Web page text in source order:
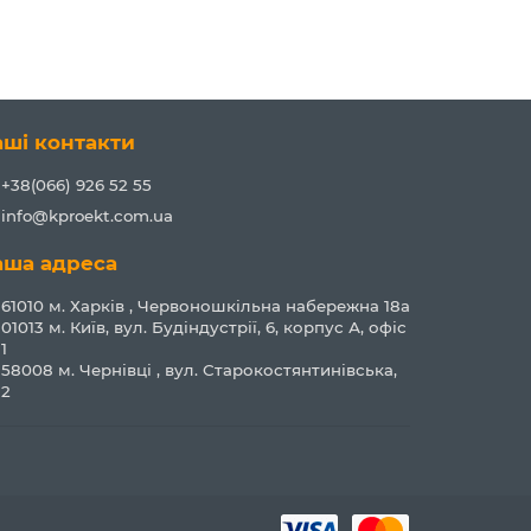
контакти
+38(066) 926 52 55
info@kproekt.com.ua
адреса
61010 м. Харків , Червоношкільна набережна 18а
01013 м. Київ, вул. Будіндустрії, 6, корпус А, офіс
1
58008 м. Чернівці , вул. Старокостянтинівська,
2